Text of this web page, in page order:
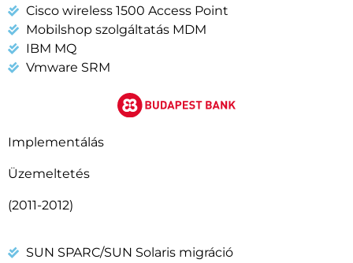
Cisco wireless 1500 Access Point
Mobilshop szolgáltatás MDM
IBM MQ
Vmware SRM
Implementálás
Üzemeltetés
(2011-2012)
SUN SPARC/SUN Solaris migráció